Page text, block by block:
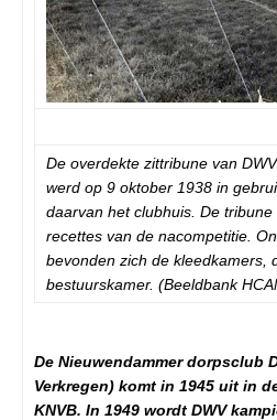
De overdekte zittribune van
werd op 9 oktober 1938 in
daarvan het clubhuis. De
recettes van de nacompetitie.
bevonden zich de kleedkamers,
bestuurskamer. (Beeldbank
De Nieuwendammer dorpsclub
Verkregen) komt in 1945 uit in
KNVB. In 1949 wordt DWV